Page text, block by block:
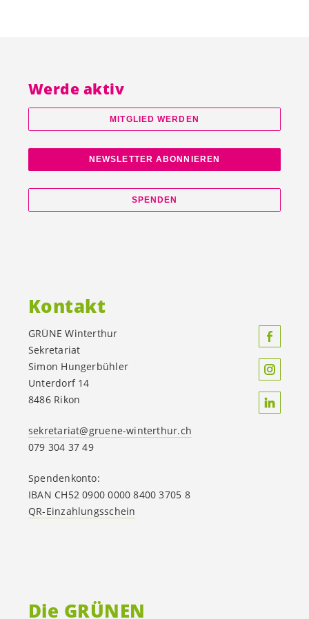
Die GRÜNEN
Werde aktiv
MITGLIED WERDEN
NEWSLETTER ABONNIEREN
SPENDEN
Kontakt
GRÜNE Winterthur
Sekretariat
Simon Hungerbühler
Unterdorf 14
8486 Rikon
sekretariat@gruene-winterthur.ch
079 304 37 49
Spendenkonto:
IBAN CH52 0900 0000 8400 3705 8
QR-Einzahlungsschein